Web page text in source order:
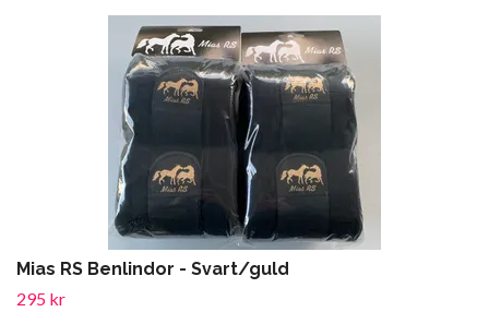
Mias RS Benlindor - Svart/guld
295 kr